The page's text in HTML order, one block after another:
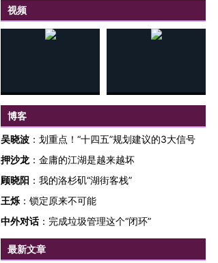
视频
博客
吴晓波 ： 划重点！“十四五”规划建议的3大信号
押沙龙 ： 金庸的江湖是越来越坏
顾晓阳 ： 我的洛杉矶“湖街客栈”
王烁 ： 锁定原来不可能
中外对话： 完成垃圾管理这个“闭环”
最新文章